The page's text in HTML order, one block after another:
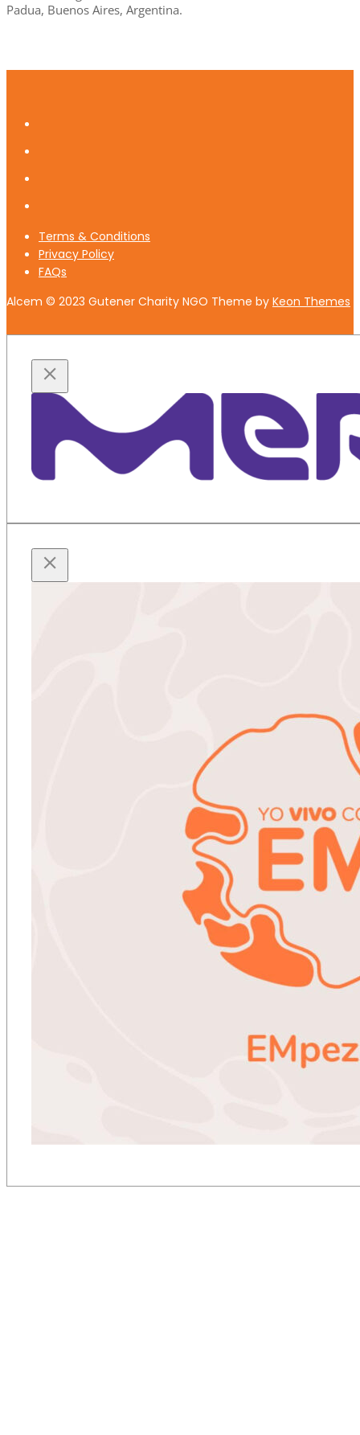
Padua, Buenos Aires, Argentina.
Terms & Conditions
Privacy Policy
FAQs
Alcem © 2023 Gutener Charity NGO Theme by Keon Themes